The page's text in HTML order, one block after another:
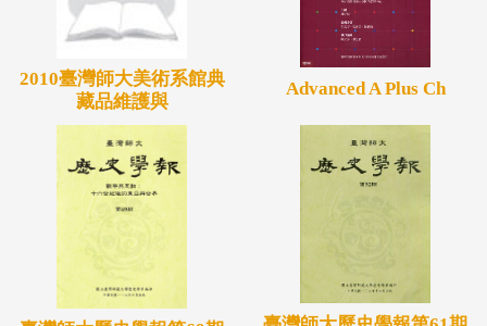
2010臺灣師大美術系館典
藏品維護與
Advanced A Plus Ch